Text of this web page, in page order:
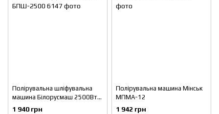
Полірувальна шліфувальна
машина Білорусмаш 2500Вт
БПШ-2500
1 940 грн
Полірувальна машина Мінськ
МПМА-12
1 942 грн